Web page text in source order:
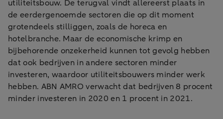
utiliteitsbouw. De terugval vindt allereerst plaats in
de eerdergenoemde sectoren die op dit moment
grotendeels stilliggen, zoals de horeca en
hotelbranche. Maar de economische krimp en
bijbehorende onzekerheid kunnen tot gevolg hebben
dat ook bedrijven in andere sectoren minder
investeren, waardoor utiliteitsbouwers minder werk
hebben. ABN AMRO verwacht dat bedrijven 8 procent
minder investeren in 2020 en 1 procent in 2021.